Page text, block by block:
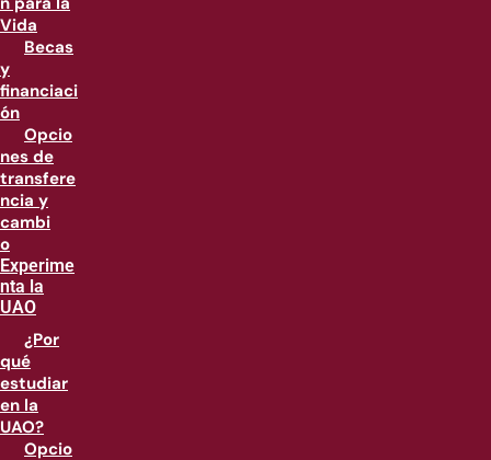
Vida
Becas
y
financiaci
ón
Opcio
nes de
transfere
ncia y
cambi
o
Experime
nta la
UAO
¿Por
qué
estudiar
en la
UAO?
Opcio